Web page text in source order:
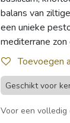
balans van
een unieke
mediterrane zon
Toevoegen
Geschikt voor
Voor een volledig